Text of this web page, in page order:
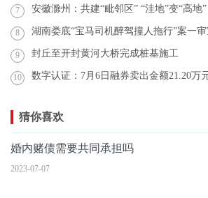
7 安徽滁州：共建“毗邻区” “洼地”变“高地”
8 湖南娄底“宝马司机醉驾撞人拖行”案一审
9 封丘至开封黄河大桥完成桩基施工
10 数字认证：7月6日融券卖出金额21.20万元，
猜你喜欢
婚内赌债需要共同承担吗
2023-07-07